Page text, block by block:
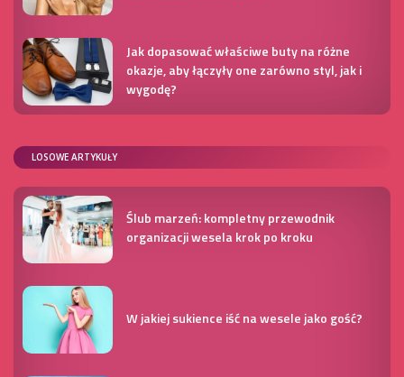
Jak dopasować właściwe buty na różne
okazje, aby łączyły one zarówno styl, jak i
wygodę?
LOSOWE ARTYKUŁY
Ślub marzeń: kompletny przewodnik
organizacji wesela krok po kroku
W jakiej sukience iść na wesele jako gość?